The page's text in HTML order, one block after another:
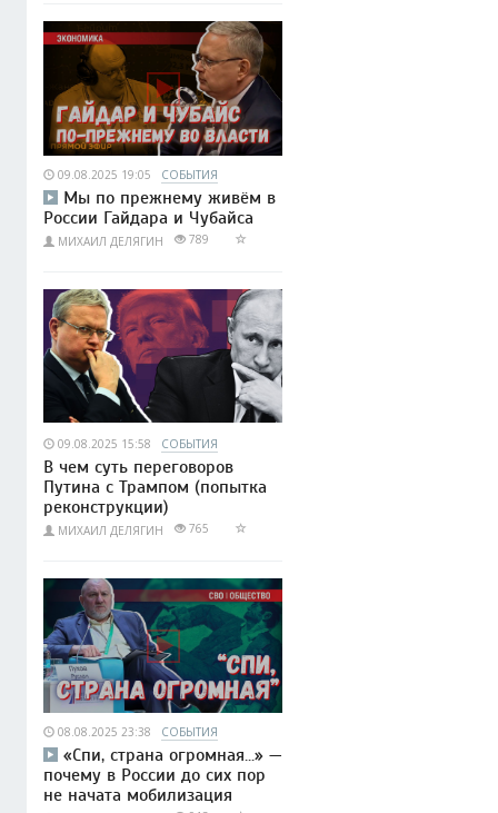
09.08.2025 19:05 СОБЫТИЯ
Мы по прежнему живём в
России Гайдара и Чубайса
МИХАИЛ ДЕЛЯГИН 789
09.08.2025 15:58 СОБЫТИЯ
В чем суть переговоров
Путина с Трампом (попытка
реконструкции)
МИХАИЛ ДЕЛЯГИН 765
08.08.2025 23:38 СОБЫТИЯ
«Спи, страна огромная...» —
почему в России до сих пор
не начата мобилизация